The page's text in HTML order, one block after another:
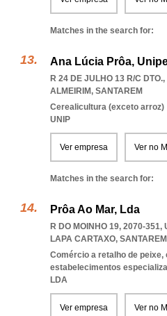
Matches in the search for:
Ana Lúcia Prôa,
R 24 DE JULHO 13 R/C
ALMEIRIM, SANTAREM
Cerealicultura (exceto arroz)
UNIP
Ver empresa Ver no
Matches in the search for:
Prôa Ao Mar, Lda
R DO MOINHO 19, 2070-351,
LAPA CARTAXO, SANTAREM
Comércio a retalho de
estabelecimentos
LDA
Ver empresa Ver no